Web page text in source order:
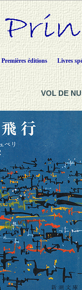
Premières éditions Livres
VOL DE